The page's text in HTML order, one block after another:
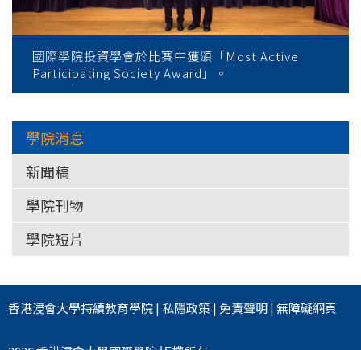
國際學院投資學會於比賽中獲頒「Most Active
Participating Society Award」。
學院消息
新聞稿
學院刊物
學院短片
香港浸會大學持續教育學院| 私隱政策|免責聲明|無障礙網頁